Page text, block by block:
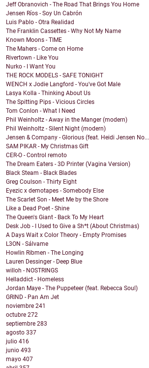
Jeff Obranovich - The Road That Brings You Home
Jensen Ríos - Soy Un Cabrón
Luis Pablo - Otra Realidad
The Franklin Cassettes - Why Not My Name
Known Moons - TIME
The Mahers - Come on Home
Rivertown - Like You
Nurko - I Want You
THE ROCK MODELS - SAFE TONIGHT
WENCH x Jodie Langford - You've Got Male
Lasya Kolla - Thinking About Us
The Spitting Pips - Vicious Circles
Tom Conlon - What I Need
Phil Weinholtz - Away in the Manger (modern)
Phil Weinholtz - Silent Night (modern)
Jensen & Company - Glorious (feat. Heidi Jensen No...
SAM PIKAR - My Christmas Gift
CER-O - Control remoto
The Dream Eaters - 3D Printer (Vagina Version)
Black Steam - Black Blades
Greg Coulson - Thirty Eight
Eyezic x demotapes - Somebody Else
The Scarlet Son - Meet Me by the Shore
Like a Dead Poet - Shine
The Queen's Giant - Back To My Heart
Desk Job - I Used to Give a Sh*t (About Christmas)
A Days Wait x Color Theory - Empty Promises
L3ON - Sálvame
Howlin Ribmen - The Longing
Lauren Dessinger - Deep Blue
willoh - NOSTRINGS
Helladdict - Homeless
Jordan Maye - The Puppeteer (feat. Rebecca Soul)
GRIND - Pan Am Jet
noviembre 241
octubre 272
septiembre 283
agosto 337
julio 416
junio 493
mayo 407